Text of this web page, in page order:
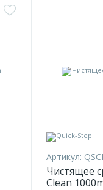
Артикул:
Чистящее
Clean